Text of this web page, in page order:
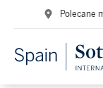
Polecane